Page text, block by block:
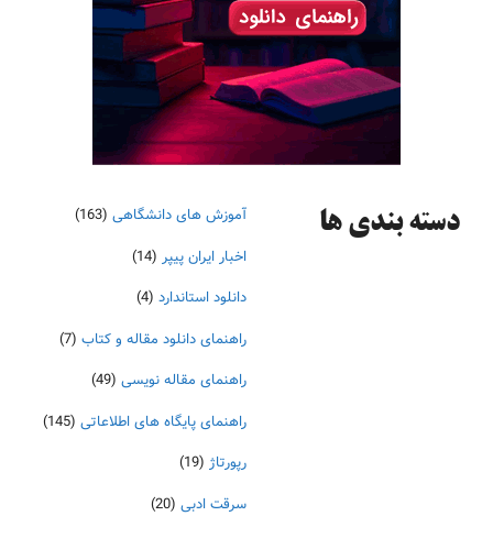
دسته‌ بندی ها آموزش های دانشگاهی (163)
اخبار ایران پیپر (14)
دانلود استاندارد (4)
راهنمای دانلود مقاله و کتاب (7)
راهنمای مقاله نویسی (49)
راهنمای پایگاه های اطلاعاتی (145)
رپورتاژ (19)
سرقت ادبی (20)